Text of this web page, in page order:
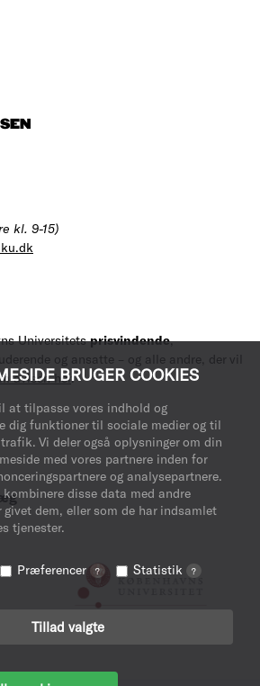
BRUGER COOKIES
at tilpasse vores indhold og
dig funktioner til sociale medier og til
Vi deler også oplysninger om din
med vores partnere inden for
og analysepartnere.
kombinere disse data med andre
dem, eller som de har indsamlet
tjenester.
Præferencer ? Statistik ?
Tillad valgte
kl. 9-15)
Universitetsprisvindende,
og ansatte – og alle andre, der vil
avisen her.